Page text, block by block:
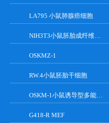
LA795 小鼠肺腺癌细胞
NIH3T3小鼠胚胎成纤维细胞
OSKMZ-1
RW.4小鼠胚胎干细胞
OSKM-1小鼠诱导型多能干细胞
G418-R MEF